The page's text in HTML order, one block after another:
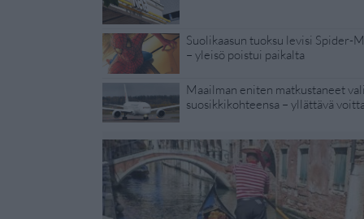
Suolikaasun tuoksu levisi Spider-
– yleisö poistui paikalta
Maailman eniten matkustaneet
suosikkikohteensa – yllättävä